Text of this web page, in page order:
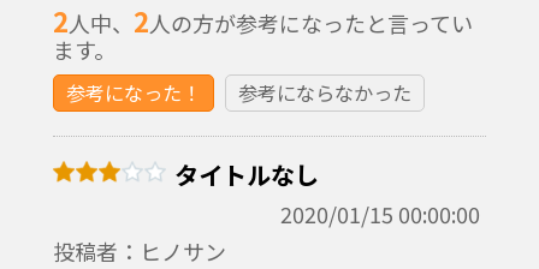
2人中、 2人の方が参考になったと言ってい
ます。
参考になった！ 参考にならなかった
タイトルなし
2020/01/15 00:00:00
投稿者：ヒノサン